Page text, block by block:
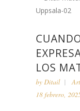
LOS
by Ditail
18 febrero,